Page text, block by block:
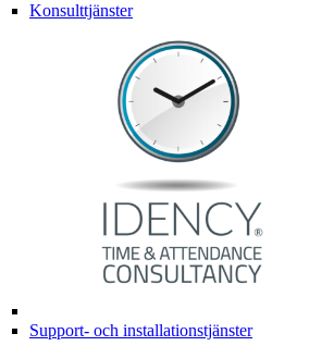
Konsulttjänster
Support- och installationstjänster